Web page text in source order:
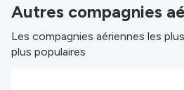
Autres compagnies
Les compagnies aériennes les
plus populaires